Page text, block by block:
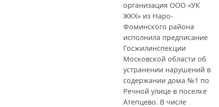
организация ООО «УК
ЖКХ» из Наро-
Фоминского района
исполнила предписание
Госжилинспекции
Московской области об
устранении нарушений в
содержании дома №1 по
Речной улице в поселке
Атепцево. В числе